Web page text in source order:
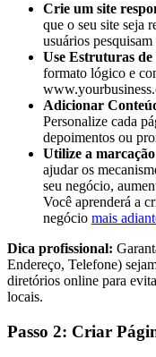
Crie um site
que o seu site seja
usuários
Use Estruturas
formato lógico e
Adicionar
Personalize cada
depoimentos ou
Utilize a
ajudar os
seu negócio,
Você aprenderá a
negócio mais
Dica profissional:
Endereço, Telefone)
diretórios online para
locais.
Passo 2: Criar